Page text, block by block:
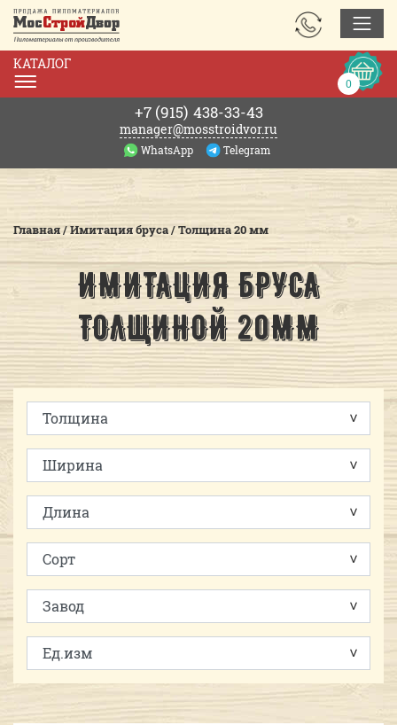
КАТАЛОГ
+7 (915) 438-33-43
manager@mosstroidvor.ru
WhatsApp Telegram
ЗАКАЗАТЬ
ЗВОНОК
0
0р.
Главная/Имитация бруса/Толщина 20 мм
ИМИТАЦИЯ БРУСА
ТОЛЩИНОЙ 20ММ